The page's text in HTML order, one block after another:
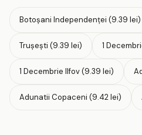
Botoşani Independenţei (9.39 lei)
Trușești (9.39 lei) 1
1 Decembrie Ilfov (9.39 lei)
Adunatii Copaceni (9.42 lei)